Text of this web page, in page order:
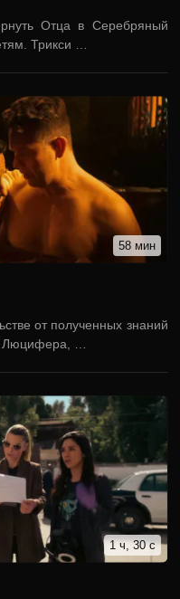
Отца в Серебряный
Трикси …
58 мин
от полученных знаний
Люцифера, …
1 ч, 30 с